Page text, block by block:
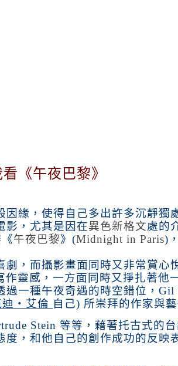
《午夜巴黎》
因緣，使得自己多出許多沉靜獨
影，尤其是因在異色新格文處的
午夜巴黎》 (Midnight in Paris) ，
劇，而攝影畫面同時又非常賞心
作靈感，一方面同時又掙扎著他
一種午夜奇遇的時空錯位， Gil
迪‧艾倫 自己) 所崇拜的作家與藝
Stein 等等，藉著托古式的台
，和他自己的創作成功的反映